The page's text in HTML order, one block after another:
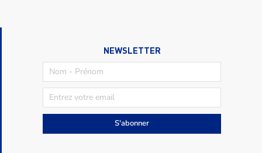
NEWSLETTER
S'abonner